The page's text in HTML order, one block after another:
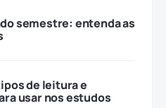
semestre: entenda as
de leitura e
usar nos estudos